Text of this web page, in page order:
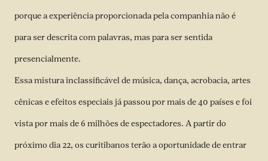
porque a experiência proporcionada pela companhia não é
para ser descrita com palavras, mas para ser sentida
presencialmente.
Essa mistura inclassificável de música, dança, acrobacia, artes
cênicas e efeitos especiais já passou por mais de 40 países e foi
vista por mais de 6 milhões de espectadores. A partir do
próximo dia 22, os curitibanos terão a oportunidade de entrar